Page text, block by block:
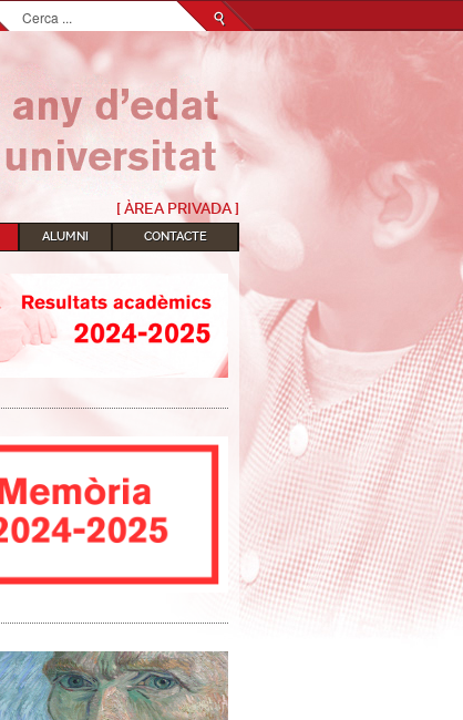
Cerca
...
[ ÀREA PRIVADA ]
ALUMNI CONTACTE